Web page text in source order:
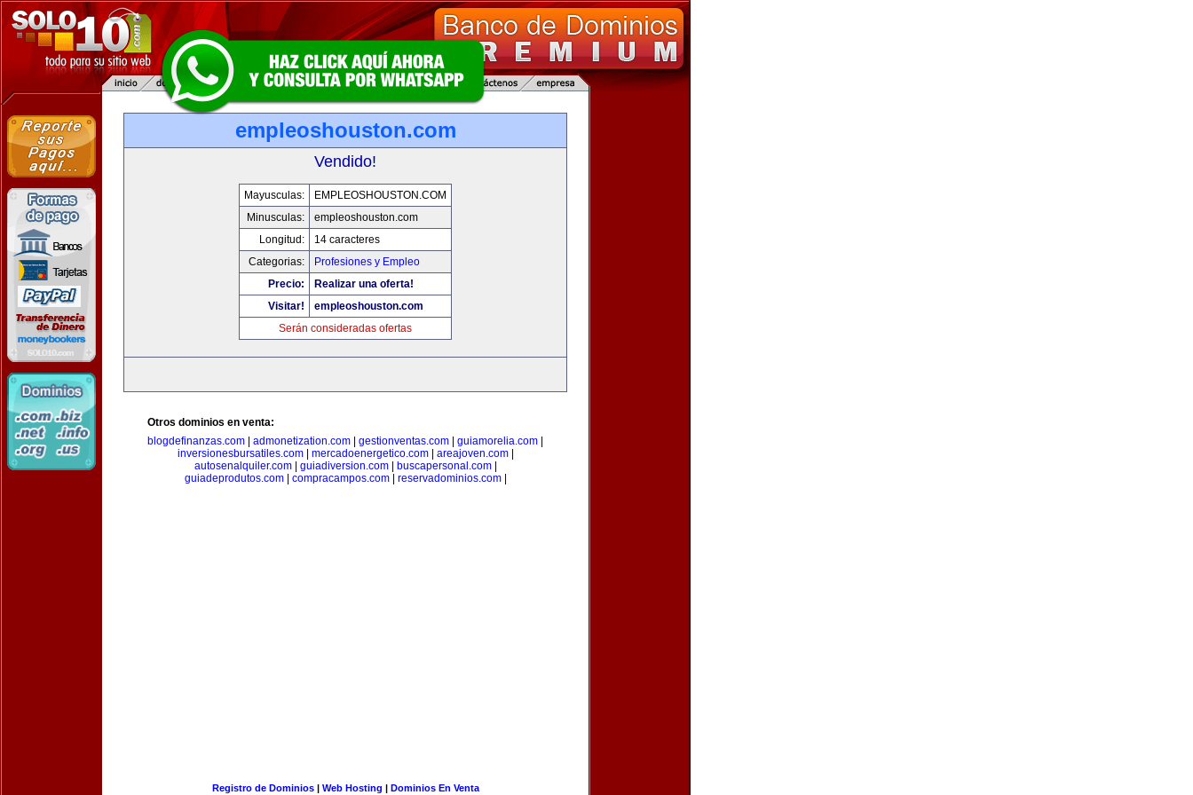
empleoshouston.com
Vendido!
Mayusculas:
EMPLEOSHOUSTON.COM
Minusculas:
empleoshouston.com
Longitud:
14 caracteres
Categorias:
Profesiones y Empleo
Precio:
Realizar una oferta!
Visitar!
empleoshouston.com
Serán consideradas ofertas
Otros dominios en venta:
blogdefinanzas.com
admonetization.com gestionventas.com guiamorelia.com
inversionesbursatiles.com| mercadoenergetico.com| areajoven.com|
autosenalquiler.com| guiadiversion.com| buscapersonal.com|
guiadeprodutos.com| compracampos.com| reservadominios.com|
Registro de Dominios| Web Hosting | Dominios En Venta